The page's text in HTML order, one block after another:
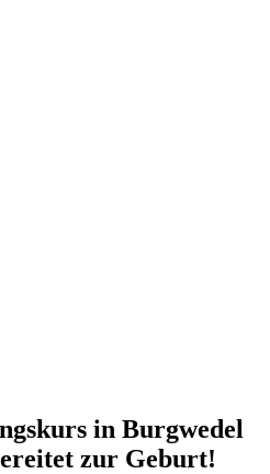
in Burgwedel
zur Geburt!